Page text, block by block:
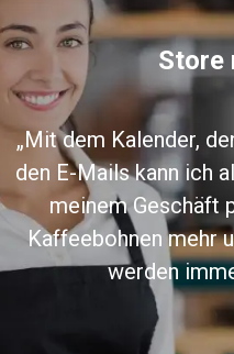
Store
„Mit dem Kalender,
den E-Mails kann ich
meinem Geschäft
Kaffeebohnen mehr
werden